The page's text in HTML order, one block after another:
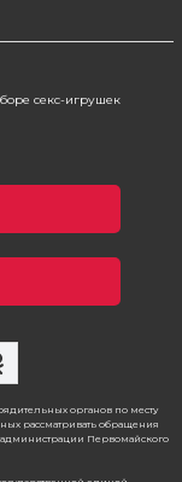
секс-игрушек
органов по месту
рассматривать обращения
администрации Первомайского